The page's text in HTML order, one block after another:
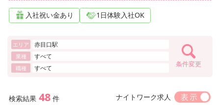
入社祝い金あり 1日体験入社OK
エリア 赤目口駅
業種 すべて
職種 すべて 条件変更
検索結果 48 件 ナイトワーク求人